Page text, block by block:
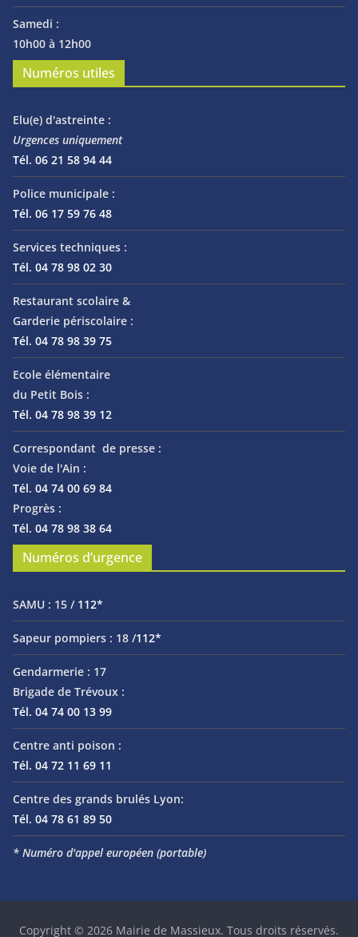
Samedi :
10h00 à 12h00
Numéros utiles
Elu(e) d'astreinte :
Urgences uniquement
Tél. 06 21 58 94 44
Police municipale :
Tél. 06 17 59 76 48
Services techniques :
Tél. 04 78 98 02 30
Restaurant scolaire &
Garderie périscolaire :
Tél. 04 78 98 39 75
Ecole élémentaire
du Petit Bois :
Tél. 04 78 98 39 12
Correspondant de presse :
Voie de l'Ain :
Tél. 04 74 00 69 84
Progrès :
Tél. 04 78 98 38 64
Numéros d’urgence
SAMU : 15 / 112*
Sapeur pompiers : 18 /112*
Gendarmerie : 17
Brigade de Trévoux :
Tél. 04 74 00 13 99
Centre anti poison :
Tél. 04 72 11 69 11
Centre des grands brulés Lyon:
Tél. 04 78 61 89 50
* Numéro d'appel européen (portable)
Copyright © 2026 Mairie de Massieux. Tous droits réservés.